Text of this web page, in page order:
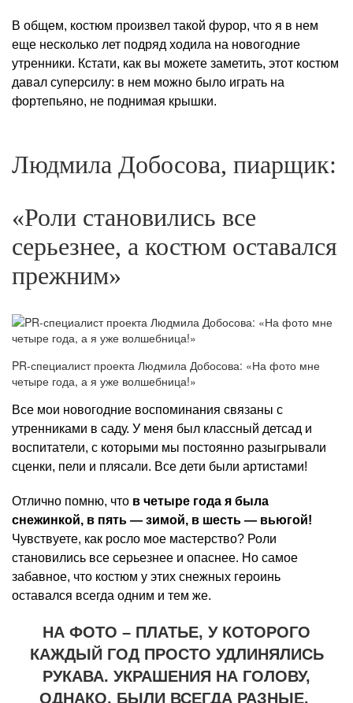
В общем, костюм произвел такой фурор, что я в нем
еще несколько лет подряд ходила на новогодние
утренники. Кстати, как вы можете заметить, этот костюм
давал суперсилу: в нем можно было играть на
фортепьяно, не поднимая крышки.
Людмила Добосова, пиарщик:
«Роли становились все
серьезнее, а костюм оставался
прежним»
PR-специалист проекта Людмила Добосова: «На фото мне
четыре года, а я уже волшебница!»
Все мои новогодние воспоминания связаны с
утренниками в саду. У меня был классный детсад и
воспитатели, с которыми мы постоянно разыгрывали
сценки, пели и плясали. Все дети были артистами!
Отлично помню, что в четыре года я была
снежинкой, в пять — зимой, в шесть — вьюгой!
Чувствуете, как росло мое мастерство? Роли
становились все серьезнее и опаснее. Но самое
забавное, что костюм у этих снежных героинь
оставался всегда одним и тем же.
НА ФОТО – ПЛАТЬЕ, У КОТОРОГО
КАЖДЫЙ ГОД ПРОСТО УДЛИНЯЛИСЬ
РУКАВА. УКРАШЕНИЯ НА ГОЛОВУ,
ОДНАКО, БЫЛИ ВСЕГДА РАЗНЫЕ.